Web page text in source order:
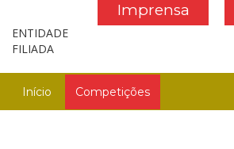
Imprensa
ENTIDADE
FILIADA
Início Competições